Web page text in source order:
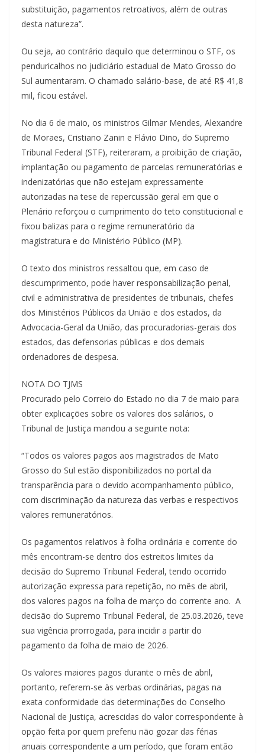
substituição, pagamentos retroativos, além de outras
desta natureza”.
Ou seja, ao contrário daquilo que determinou o STF, os
penduricalhos no judiciário estadual de Mato Grosso do
Sul aumentaram. O chamado salário-base, de até R$ 41,8
mil, ficou estável.
No dia 6 de maio, os ministros Gilmar Mendes, Alexandre
de Moraes, Cristiano Zanin e Flávio Dino, do Supremo
Tribunal Federal (STF), reiteraram, a proibição de criação,
implantação ou pagamento de parcelas remuneratórias e
indenizatórias que não estejam expressamente
autorizadas na tese de repercussão geral em que o
Plenário reforçou o cumprimento do teto constitucional e
fixou balizas para o regime remuneratório da
magistratura e do Ministério Público (MP).
O texto dos ministros ressaltou que, em caso de
descumprimento, pode haver responsabilização penal,
civil e administrativa de presidentes de tribunais, chefes
dos Ministérios Públicos da União e dos estados, da
Advocacia-Geral da União, das procuradorias-gerais dos
estados, das defensorias públicas e dos demais
ordenadores de despesa.
NOTA DO TJMS
Procurado pelo Correio do Estado no dia 7 de maio para
obter explicações sobre os valores dos salários, o
Tribunal de Justiça mandou a seguinte nota:
“Todos os valores pagos aos magistrados de Mato
Grosso do Sul estão disponibilizados no portal da
transparência para o devido acompanhamento público,
com discriminação da natureza das verbas e respectivos
valores remuneratórios.
Os pagamentos relativos à folha ordinária e corrente do
mês encontram-se dentro dos estreitos limites da
decisão do Supremo Tribunal Federal, tendo ocorrido
autorização expressa para repetição, no mês de abril,
dos valores pagos na folha de março do corrente ano. A
decisão do Supremo Tribunal Federal, de 25.03.2026, teve
sua vigência prorrogada, para incidir a partir do
pagamento da folha de maio de 2026.
Os valores maiores pagos durante o mês de abril,
portanto, referem-se às verbas ordinárias, pagas na
exata conformidade das determinações do Conselho
Nacional de Justiça, acrescidas do valor correspondente à
opção feita por quem preferiu não gozar das férias
anuais correspondente a um período, que foram então